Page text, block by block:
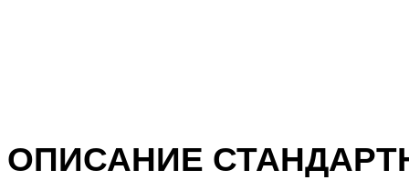
ОПИСАНИЕ